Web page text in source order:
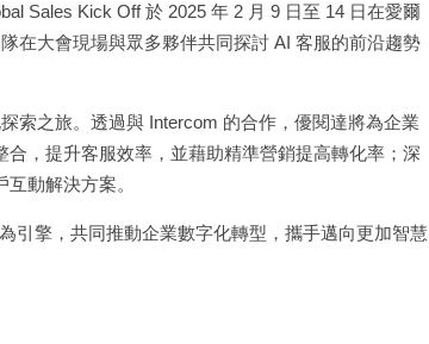
Sales Kick Off 於 2025 年 2 月 9 日至 14 日在愛爾
在大會現場與眾多夥伴共同探討 AI 客服的前沿趨勢
索之旅。透過與 Intercom 的合作，優閱達將為企業
，提升客服效率，並藉助精準營銷提高轉化率；深
動解決方案。
引擎，共同推動企業數字化轉型，攜手邁向更加智慧